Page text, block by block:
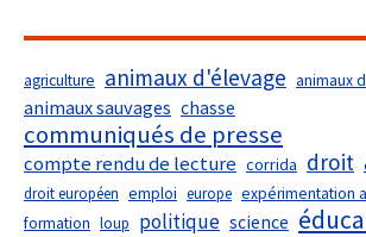
agriculture animaux d'élevage animaux
animaux sauvages chasse
communiqués de presse
compte rendu de lecture corrida droit
droit européen emploi europe expérimentation
formation loup politique science